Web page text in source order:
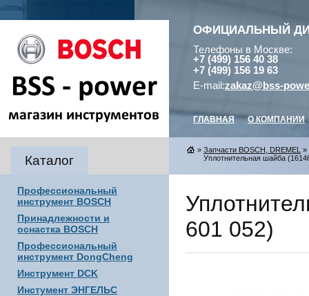
ОФИЦИАЛЬНЫЙ
Телефоны в Москве:
+7 (499) 156 40 38
+7 (499) 156 19 63
E-mail:zakaz@bss-
ГЛАВНАЯ О КОМПАНИИ
Каталог
Профессиональный
инструмент BOSCH
Принадлежности и
оснастка BOSCH
Профессиональный
инструмент DongCheng
Инструмент DCK
Инстумент ЭНГЕЛЬС
» Запчасти BOSCH, DREMEL »
Уплотнительная шайба
601 052)